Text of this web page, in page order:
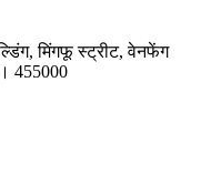
मिंगफू स्ट्रीट, वेनफेंग
455000